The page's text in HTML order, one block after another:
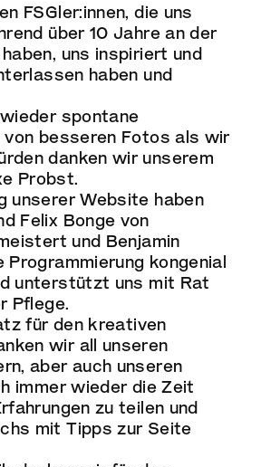
FSGler:innen, die uns
über 10 Jahre an der
uns inspiriert und
haben und
spontane
besseren Fotos als wir
danken wir unserem
Probst.
unserer Website haben
Felix Bonge von
und Benjamin
Programmierung kongenial
unterstützt uns mit Rat
Pflege.
für den kreativen
wir all unseren
aber auch unseren
immer wieder die Zeit
zu teilen und
mit Tipps zur Seite